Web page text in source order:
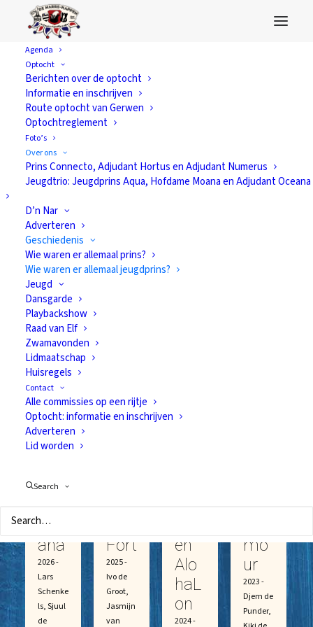
Agenda
Optocht
Berichten over de optocht
Informatie en inschrijven
Route optocht van Gerwen
Optochtreglement
Foto’s
Over ons
Prins Connecto, Adjudant Hortus en Adjudant Numerus
Jeugdtrio: Jeugdprins Aqua, Hofdame Moana en Adjudant Oceana
D’n Nar
Adverteren
Geschiedenis
Wie waren er allemaal prins?
Wie waren er allemaal jeugdprins?
Jeugd
Dansgarde
Playbackshow
Raad van Elf
Zwamavonden
Lidmaatschap
Huisregels
Contact
Alle commissies op een rijtje
Optocht: informatie en inschrijven
Adverteren
Lid worden
Search
Wie waren er
allemaal
jeugdprins?
Jeu
gdp
rins
Aqu
a,
Hof
da
me
Mo
ana
en
uda
Oce
ana
2026 -
Lars
Schenke
ls, Sjuul
de
Jeu
gdp
da
Fort
2025 -
Ivo de
Groot,
Jasmijn
van
gdp
en
Alo
haL
on
2024 -
mo
ur
2023 -
Djem de
Punder,